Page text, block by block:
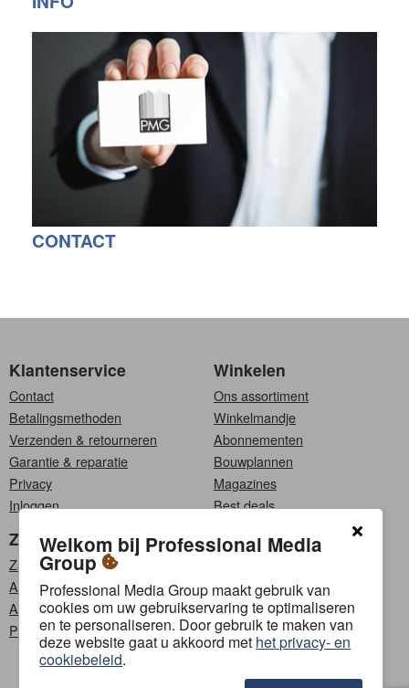
CONTACT
Klantenservice
Contact
Betalingsmethoden
Verzenden & retourneren
Garantie & reparatie
Privacy
Inloggen
Winkelen
Ons assortiment
Winkelmandje
Abonnementen
Bouwplannen
Magazines
Best deals
Zakelijk
Zakelijke klanten
Affiliate programma
Adverteren
PMG Content Lab
Kies een taal
Français
Volg ons
Welkom bij Professional Media
Group
Professional Media Group maakt gebruik van
cookies om uw gebruikservaring te optimaliseren
en te personaliseren. Door gebruik te maken van
deze website gaat u akkoord met het privacy- en
cookiebeleid.